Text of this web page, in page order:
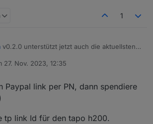
1
v0.2.0 unterstützt jetzt auch die aktuellsten
27. Nov. 2023, 12:35
von
Paypal link per PN, dann spendiere
tp link Id für den tapo h200.